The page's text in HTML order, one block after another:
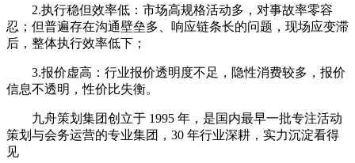
2.执行稳但效率低：市场高规格活动多，对事故率零容
忍；但普遍存在沟通壁垒多、响应链条长的问题，现场应变滞
后，整体执行效率低下；
3.报价虚高：行业报价透明度不足，隐性消费较多，报价
信息不透明，性价比失衡。
九舟策划集团创立于 1995 年，是国内最早一批专注活动
策划与会务运营的专业集团，30 年行业深耕，实力沉淀看得
见